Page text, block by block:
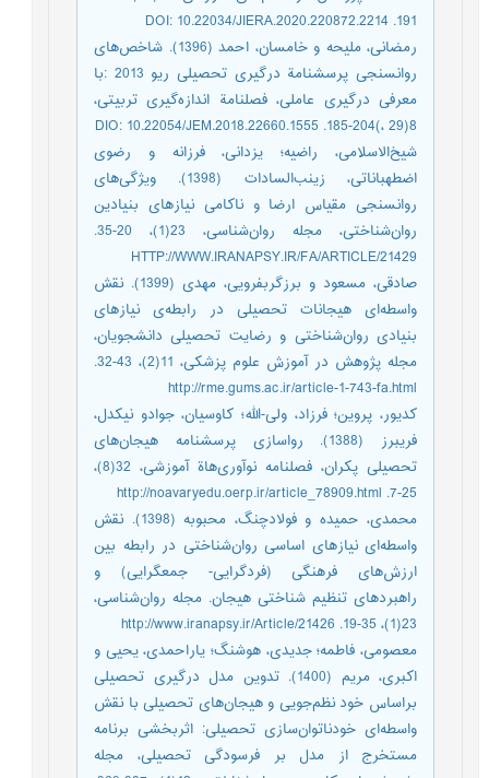
191. DOI: 10.22034/JIERA.2020.220872.2214
رمضانی، ملیحه و خامسان، احمد (1396). شاخص‌‌های
روانسنجی پرسشنامة درگيری تحصيلی ریو 2013 :با
معرفی درگيری عاملی، فصلنامة اندازه‌‌گيری تربيتی،
8(29 ،)204-185. DIO: 10.22054/JEM.2018.22660.1555
شیخ‌‌الاسلامی، راضیه؛ یزدانی، فرزانه و رضوی
اضطهباناتی، زینب‌‌السادات (1398). ویژگی‌‌های
روانسنجی مقیاس ارضا و ناکامی نیازهای بنیادین
روان‌شناختی، مجله روان‌شناسی، 23(1)، 20-35.
HTTP://WWW.IRANAPSY.IR/FA/ARTICLE/21429
صادقی، مسعود و برزگربفرویی، مهدی (1399). نقش
واسطه‌‌ای هیجانات تحصیلی در رابطه‌‌ی نیازهای
بنیادی روان‌شناختی و رضایت تحصیلی دانشجویان،
مجله پژوهش در آموزش علوم پزشکی، 11(2)، 43-32.
http://rme.gums.ac.ir/article-1-743-fa.html
کدیور، پروین؛ فرزاد، ولی-الله؛ کاوسیان، جوادو نیکدل،
فریبرز (1388). رواسازی پرسشنامه هیجان‌های
تحصیلی پکران، فصلنامه نوآوری‌‌هاة آموزشی، 32(8)،
25-7. http://noavaryedu.oerp.ir/article_78909.html
محمدی، حمیده و فولادچنگ، محبوبه (1398). نقش
واسطه‌‌ای نیازهای اساسی روان‌شناختی در رابطه بین
ارزش‌‌های فرهنگی (فردگرایی- جمعگرایی) و
راهبردهای تنظیم شناختی هیجان. مجله روان‌شناسی،
23(1)، 35-19. http://www.iranapsy.ir/Article/21426
معصومی، فاطمه؛ جدیدی، هوشنگ؛ یاراحمدی، یحیی و
اکبری، مریم (1400). تدوین مدل درگیری تحصیلی
براساس خود نظم‌‌جویی و هیجان‌های تحصیلی با نقش
واسطه‌‌ای خودناتوان‌‌سازی تحصیلی: اثربخشی برنامه
مستخرج از مدل بر فرسودگی تحصیلی، مجله